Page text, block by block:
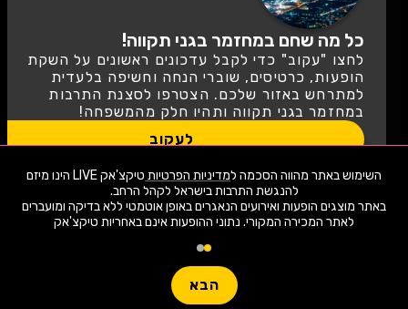
השימוש באתר מהווה הסכמה למדיניות הפרטיות
טיקצ'אק LIVE הינו מיזם
באתר מוצגים הופעות ואירועים הנאגרים באופן אוטמטי ללא בדיקה ומועברים
לאתר המכירה המקורי. נתוני ההופעות אינם באחריות טיקצ'אק
הבא
חפשו הופעה
כל מה שחם במחזמר בגני תקווה!
לחצו "עקוב" כדי לקבל עדכונים ראשונים על השקת
הופעות, כרטיסים, שוברי הנחה וחשיפה בלעדית
למתרחש באזור שלכם. הצטרפו לסצנת התרבות
במחזמר בגני תקווה ותהיו חלק מהמשפחה!
לעקוב
שימו -💓- נתוני ההופעות המוצגים עודכנו על ידי בינה מלאכותית מאתר המכירה
המקורי. יתכנו טעויות ושינויים.
טיקצ'אק LIVE לא מוכרת כרטיסים למופע זה ולא לוקחת אחריות על
יש לבדוק היטב באתר המכירה בפועל לפני הרכישה!
פופולריים השבוע